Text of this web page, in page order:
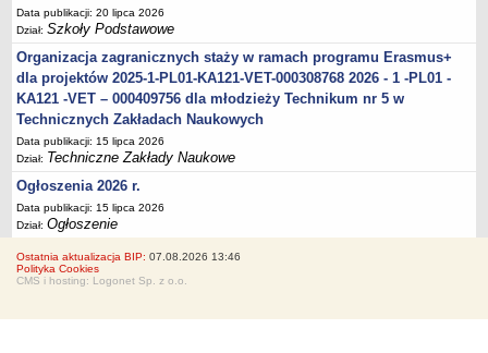
Data publikacji: 20 lipca 2026
Dział:Szkoły Podstawowe
Organizacja zagranicznych staży w ramach programu Erasmus+
dla projektów 2025-1-PL01-KA121-VET-000308768 2026 - 1 -PL01 -
KA121 -VET – 000409756 dla młodzieży Technikum nr 5 w
Technicznych Zakładach Naukowych
Data publikacji: 15 lipca 2026
Dział: Techniczne Zakłady Naukowe
Ogłoszenia 2026 r.
Data publikacji: 15 lipca 2026
Dział:Ogłoszenie
Ostatnia aktualizacja BIP: 07.08.2026 13:46
Polityka Cookies
CMS i hosting: Logonet Sp. z o.o.